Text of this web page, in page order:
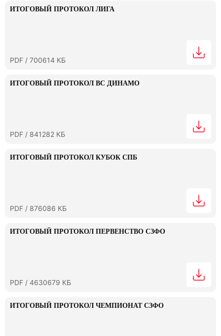
ИТОГОВЫЙ ПРОТОКОЛ ЛИГА
PDF / 700614 КБ
ИТОГОВЫЙ ПРОТОКОЛ ВС ДИНАМО
PDF / 841282 КБ
ИТОГОВЫЙ ПРОТОКОЛ КУБОК СПБ
PDF / 876086 КБ
ИТОГОВЫЙ ПРОТОКОЛ ПЕРВЕНСТВО СЗФО
PDF / 4630679 КБ
ИТОГОВЫЙ ПРОТОКОЛ ЧЕМПИОНАТ СЗФО